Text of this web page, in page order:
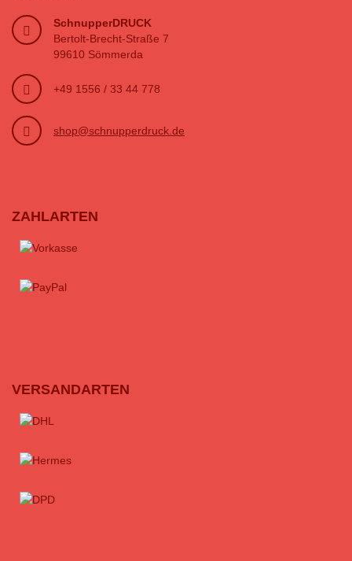
SchnupperDRUCK
Bertolt-Brecht-Straße 7
99610 Sömmerda
+49 1556 / 33 44 778
shop@schnupperdruck.de
ZAHLARTEN
VERSANDARTEN